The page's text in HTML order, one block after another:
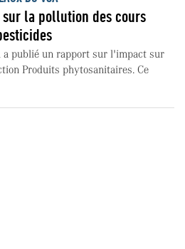
la pollution des cours
a publié un rapport sur l'impact sur
Produits phytosanitaires. Ce